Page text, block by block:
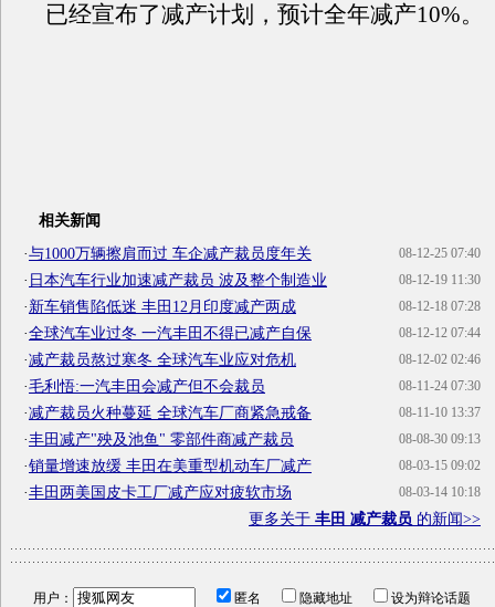
已经宣布了减产计划，预计全年减产10%。
相关新闻
08-12-25 07:40
·与1000万辆擦肩而过 车企减产裁员度年关
08-12-19 11:30
· 日本汽车行业加速减产裁员 波及整个制造业
08-12-18 07:28
·新车销售陷低迷 丰田12月印度减产两成
08-12-12 07:44
·全球汽车业过冬 一汽丰田不得已减产自保
08-12-02 02:46
·减产裁员熬过寒冬 全球汽车业应对危机
08-11-24 07:30
·毛利悟:一汽丰田会减产但不会裁员
08-11-10 13:37
·减产裁员火种蔓延 全球汽车厂商紧急戒备
08-08-30 09:13
·丰田减产"殃及池鱼" 零部件商减产裁员
08-03-15 09:02
·销量增速放缓 丰田在美重型机动车厂减产
08-03-14 10:18
·丰田两美国皮卡工厂减产应对疲软市场
更多关于 丰田 减产裁员 的新闻>>
用户： 匿名 隐藏地址
设为辩论话题